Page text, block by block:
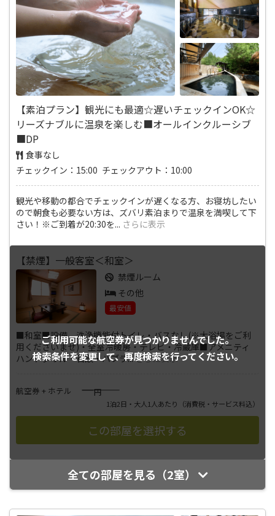
【素泊プラン】観光にも最適☆遅いチェックインOK☆
リーズナブルに温泉を楽しむ■オールインクルーシブ
■DP
食事なし
チェックイン：15:00 チェックアウト：10:00
観光や移動の都合でチェックインが遅くなる方、お寝坊したい
ので朝食も必要ない方は、ズバリ素泊まりで温泉を満喫して下
さい！※ご到着が20:30を... さらに表示
ご利用可能な航空券が見つかりませんでした。
検索条件を変更して、再度検索を行ってください。
【禁煙】一般客室＜和室＞
禁煙ルーム
その他
最安値
■和室■設備 洗浄機能付トイレ・バスなし(※大浴場をご利
用くださいませ)・全室冷暖房・テレビ・冷蔵庫■アメニティ
ハンドタオル・石鹸・ハブラ...さらに表示
航空券 + ホテル ――――円
1泊2日・大人1人あたり （消費税・サービス料込）
全ての部屋を見る（2室）